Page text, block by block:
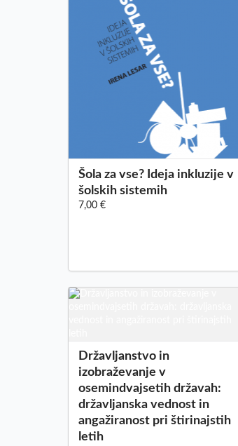
Šola za vse? Ideja inkluzije v
šolskih sistemih
7,00 €
Državljanstvo in
izobraževanje v
osemindvajsetih državah:
državljanska vednost in
angažiranost pri štirinajstih
letih